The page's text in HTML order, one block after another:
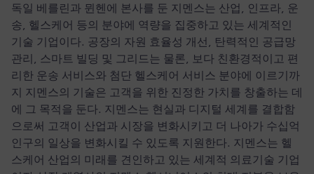
독일 베를린과 뮌헨에 본사를 둔 지멘스는 산업, 인프라, 운
송, 헬스케어 등의 분야에 역량을 집중하고 있는 세계적인
기술 기업이다. 공장의 자원 효율성 개선, 탄력적인 공급망
관리, 스마트 빌딩 및 그리드는 물론, 보다 친환경적이고 편
리한 운송 서비스와 첨단 헬스케어 서비스 분야에 이르기까
지 지멘스의 기술은 고객을 위한 진정한 가치를 창출하는 데
에 그 목적을 둔다. 지멘스는 현실과 디지털 세계를 결합함
으로써 고객이 산업과 시장을 변화시키고 더 나아가 수십억
인구의 일상을 변화시킬 수 있도록 지원한다. 지멘스는 헬
스케어 산업의 미래를 견인하고 있는 세계적 의료기술 기업